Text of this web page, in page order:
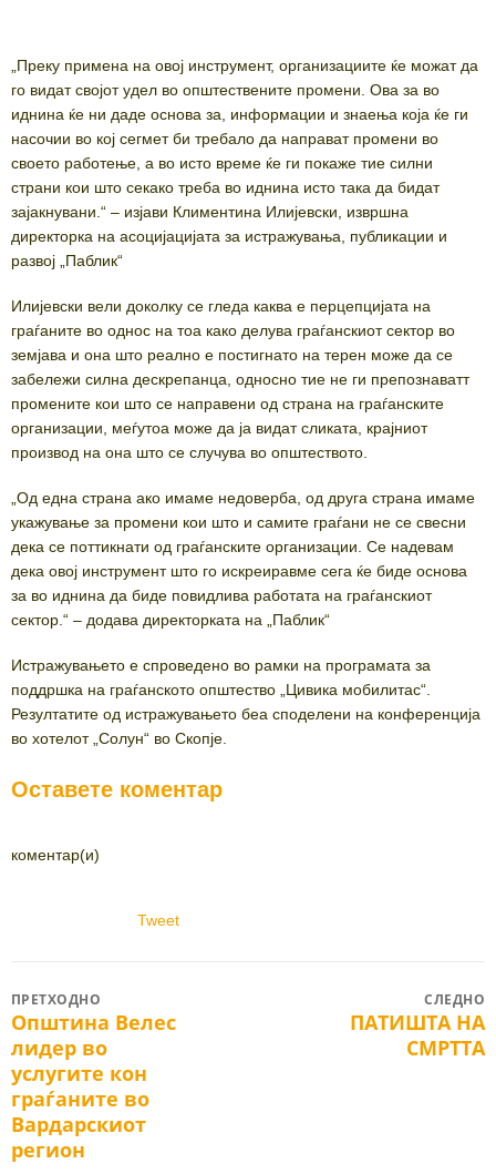
„Преку примена на овој инструмент, организациите ќе можат да
го видат својот удел во општествените промени. Ова за во
иднина ќе ни даде основа за, информации и знаења коja ќе ги
насочии во кој сегмет би требало да направат промени во
своето работење, а во исто време ќе ги покаже тие силни
страни кои што секако треба во иднина исто така да бидат
зајакнувани.“ – изјави Климентина Илијевски, извршна
директорка на асоцијацијата за истражувања, публикации и
развој „Паблик“
Илијевски вели доколку се гледа каква е перцепцијата на
граѓаните во однос на тоа како делува граѓанскиот сектор во
земјава и она што реално е постигнато на терен може да се
забележи силна дескрепанца, односно тие не ги препознаватт
промените кои што се направени од страна на граѓанските
организации, меѓутоа може да ја видат сликата, крајниот
производ на она што се случува во општеството.
„Од една страна ако имаме недоверба, од друга страна имаме
укажување за промени кои што и самите граѓани не се свесни
дека се поттикнати од граѓанските организации. Се надевам
дека овој инструмент што го искреиравме сега ќе биде основа
за во иднина да биде повидлива работата на граѓанскиот
сектор.“ – додава директорката на „Паблик“
Истражувањето е спроведено во рамки на програмата за
поддршка на граѓанското општество „Цивика мобилитас“.
Резултатите од истражувањето беа споделени на конференција
во хотелот „Солун“ во Скопје.
Оставете коментар
коментар(и)
Tweet
Post
navigation
ПРЕТХОДНО
Previous
post:
Општина Велес
лидер во
услугите кон
граѓаните во
Вардарскиот
регион
СЛЕДНО
NextПАТИШТА НА
СМРТТА